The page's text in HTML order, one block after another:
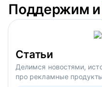
Поддержим
Статьи
Делимся новостями,
про рекламные